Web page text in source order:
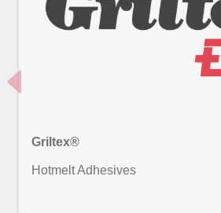
Griltex®
Hotmelt Adhesives